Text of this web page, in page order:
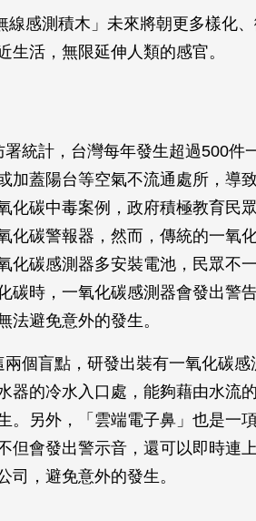
線感測積木」未來將朝更多樣化
生活，無限延伸人類的感官。
統計，台灣每年發生超過500件
加蓋陽台等空氣不流通處所，導
化碳中毒案例，政府積極教育民
化碳警報器，然而，傳統的一氧
化碳感測器多安裝電池，民眾不
碳時，一氧化碳感測器會發出警
法避免意外的發生。
個盲點，研發出裝有一氧化碳
器的冷水入口處，能夠藉由水流
。另外，「雲端電子鼻」也是一
但會發出警示音，還可以即時連
司，避免意外的發生。